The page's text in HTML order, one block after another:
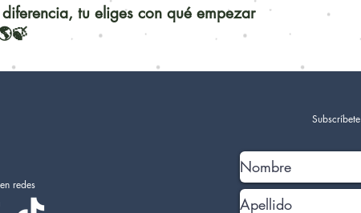
tu eliges con qué empezar
redes
Subscríbete